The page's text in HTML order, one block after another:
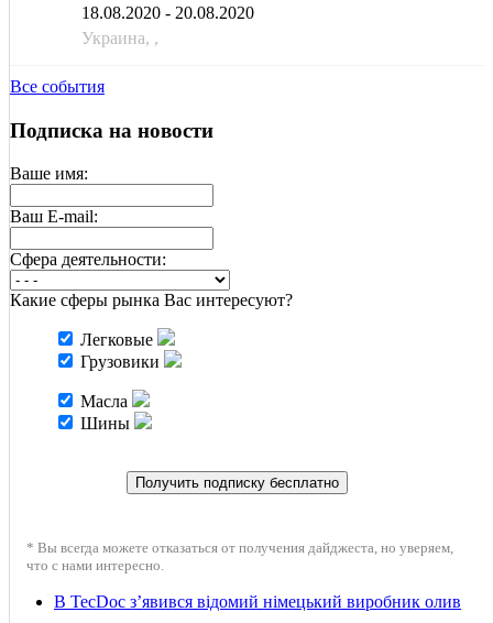
18.08.2020 - 20.08.2020
Украина, ,
Все события
Подписка на новости
Ваше имя:
Ваш E-mail:
Cфера деятельности:
Какие сферы рынка Вас интересуют?
Легковые
Грузовики
Масла
Шины
* Вы всегда можете отказаться от получения дайджеста, но уверяем,
что с нами интересно.
В TecDoc з’явився відомий німецький виробник олив